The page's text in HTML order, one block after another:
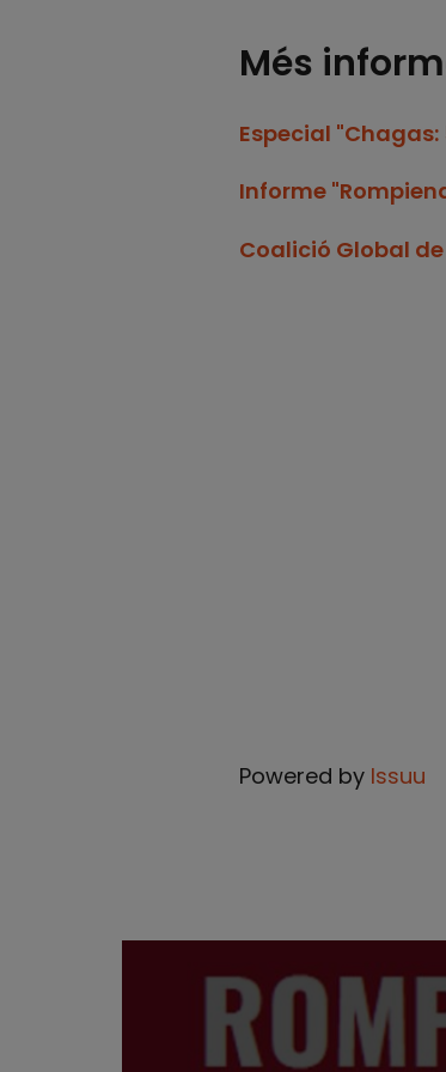
Més
Especial
Informe
Coalició Global
Powered by Issuu